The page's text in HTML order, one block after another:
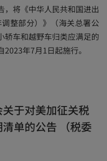
，将《中华人民共和国进出
整部分）》（海关总署公
轿车和越野车归类应满足的
年7月1日起施行。
于对美加征关税
单的公告 （税委